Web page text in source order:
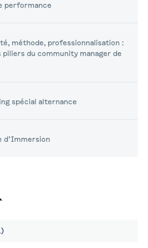
performance
méthode, professionnalisation :
piliers du community manager de
spécial alternance
d’Immersion